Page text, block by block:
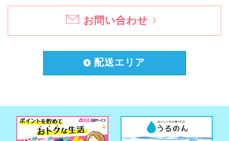
お問い合わせ
配送エリア